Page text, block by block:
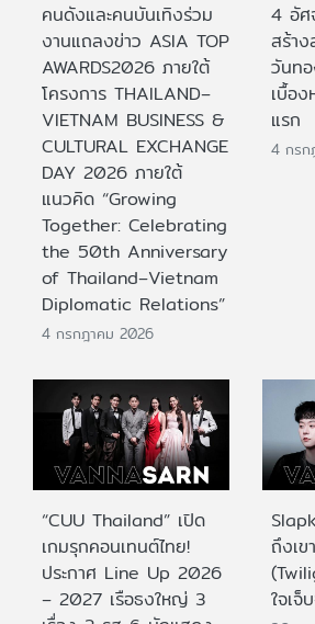
คนดังและคนบันเทิงร่วม
งานแถลงข่าว ASIA TOP
AWARDS2026 ภายใต้
โครงการ THAILAND–
VIETNAM BUSINESS &
CULTURAL EXCHANGE
DAY 2026 ภายใต้
แนวคิด “Growing
Together: Celebrating
the 50th Anniversary
of Thailand–Vietnam
Diplomatic Relations”
4 กรกฎาคม 2026
4 อัศ
สร้า
วันท
เบื้อ
แรก
4 กรก
“CUU Thailand” เปิด
เกมรุกคอนเทนต์ไทย!
ประกาศ Line Up 2026
– 2027 เรือธงใหญ่ 3
ถึงเ
ใจเจ็